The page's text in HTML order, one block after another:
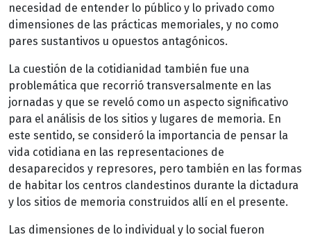
necesidad de entender lo público y lo privado como
dimensiones de las prácticas memoriales, y no como
pares sustantivos u opuestos antagónicos.
La cuestión de la cotidianidad también fue una
problemática que recorrió transversalmente en las
jornadas y que se reveló como un aspecto significativo
para el análisis de los sitios y lugares de memoria. En
este sentido, se consideró la importancia de pensar la
vida cotidiana en las representaciones de
desaparecidos y represores, pero también en las formas
de habitar los centros clandestinos durante la dictadura
y los sitios de memoria construidos allí en el presente.
Las dimensiones de lo individual y lo social fueron